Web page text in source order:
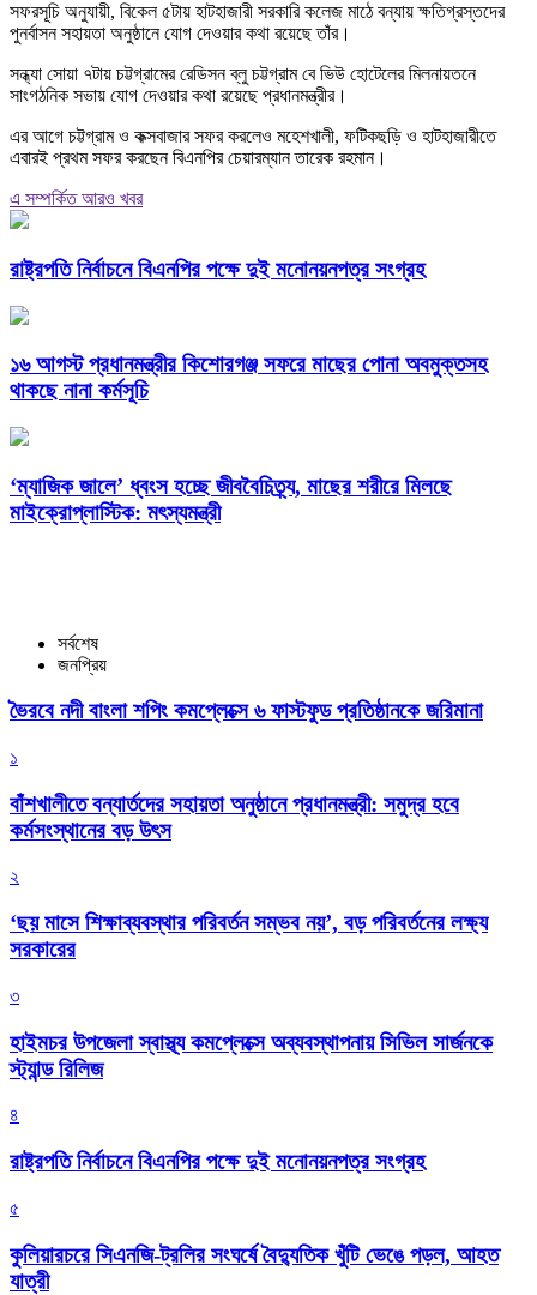
সফরসূচি অনুযায়ী, বিকেল ৫টায় হাটহাজারী সরকারি কলেজ মাঠে বন্যায় ক্ষতিগ্রস্তদের
পুনর্বাসন সহায়তা অনুষ্ঠানে যোগ দেওয়ার কথা রয়েছে তাঁর।
সন্ধ্যা সোয়া ৭টায় চট্টগ্রামের রেডিসন ব্লু চট্টগ্রাম বে ভিউ হোটেলের মিলনায়তনে
সাংগঠনিক সভায় যোগ দেওয়ার কথা রয়েছে প্রধানমন্ত্রীর।
এর আগে চট্টগ্রাম ও কক্সবাজার সফর করলেও মহেশখালী, ফটিকছড়ি ও হাটহাজারীতে
এবারই প্রথম সফর করছেন বিএনপির চেয়ারম্যান তারেক রহমান।
এ সম্পর্কিত আরও খবর
রাষ্ট্রপতি নির্বাচনে বিএনপির পক্ষে দুই মনোনয়নপত্র সংগ্রহ
১৬ আগস্ট প্রধানমন্ত্রীর কিশোরগঞ্জ সফরে মাছের পোনা অবমুক্তসহ
থাকছে নানা কর্মসূচি
‘ম্যাজিক জালে’ ধ্বংস হচ্ছে জীববৈচিত্র্য, মাছের শরীরে মিলছে
মাইক্রোপ্লাস্টিক: মৎস্যমন্ত্রী
সর্বশেষ
জনপ্রিয়
ভৈরবে নদী বাংলা শপিং কমপ্লেক্সে ৬ ফাস্টফুড প্রতিষ্ঠানকে জরিমানা
১
বাঁশখালীতে বন্যার্তদের সহায়তা অনুষ্ঠানে প্রধানমন্ত্রী: সমুদ্র হবে
কর্মসংস্থানের বড় উৎস
২
‘ছয় মাসে শিক্ষাব্যবস্থার পরিবর্তন সম্ভব নয়’, বড় পরিবর্তনের লক্ষ্য
সরকারের
৩
হাইমচর উপজেলা স্বাস্থ্য কমপ্লেক্সে অব্যবস্থাপনায় সিভিল সার্জনকে
স্ট্যান্ড রিলিজ
৪
রাষ্ট্রপতি নির্বাচনে বিএনপির পক্ষে দুই মনোনয়নপত্র সংগ্রহ
৫
কুলিয়ারচরে সিএনজি-ট্রলির সংঘর্ষে বৈদ্যুতিক খুঁটি ভেঙে পড়ল, আহত
যাত্রী